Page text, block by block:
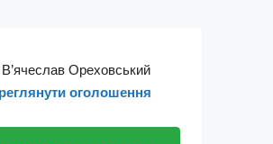
В’ячеслав Ореховський
оголошення